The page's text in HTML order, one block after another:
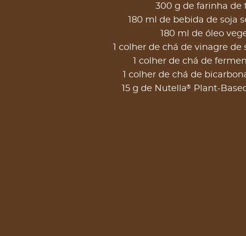
300 g de farinha de
180 ml de bebida de soja
180 ml de óleo
1 colher de chá de vinagre de
1 colher de chá de
1 colher de chá de
15 g de Nutella® Plant-